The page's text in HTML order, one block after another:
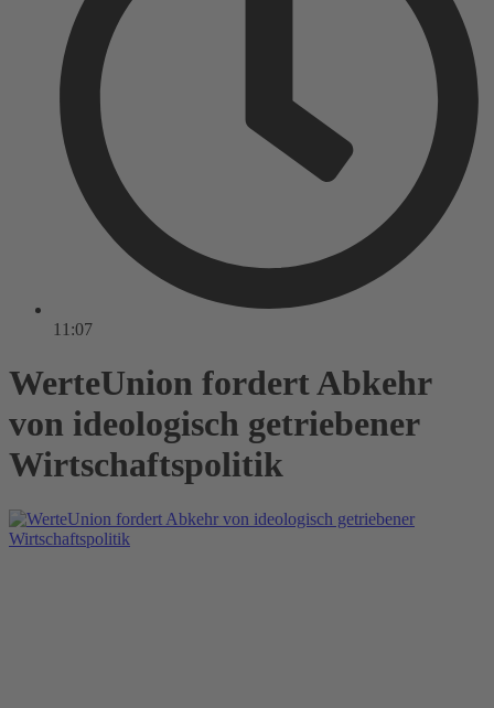
11:07
WerteUnion fordert Abkehr
von ideologisch getriebener
Wirtschaftspolitik